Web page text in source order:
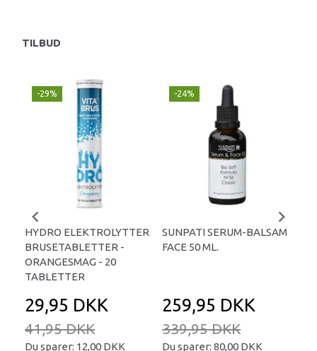
TILBUD
-29%
HYDRO ELEKTROLYTTER
BRUSETABLETTER -
ORANGESMAG - 20
TABLETTER
29,95 DKK
41,95 DKK
Du sparer: 12,00 DKK
-24%
SUNPATI SERUM-BALSAM
FACE 50 ML.
259,95 DKK
339,95 DKK
Du sparer: 80,00 DKK